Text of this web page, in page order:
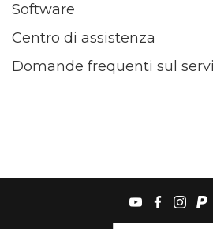
Software
Centro di assistenza
Domande frequenti sul
youtube